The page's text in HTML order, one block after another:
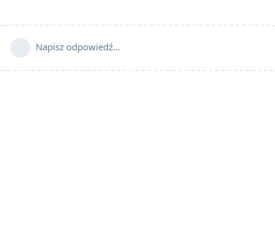
Napisz odpowiedź...